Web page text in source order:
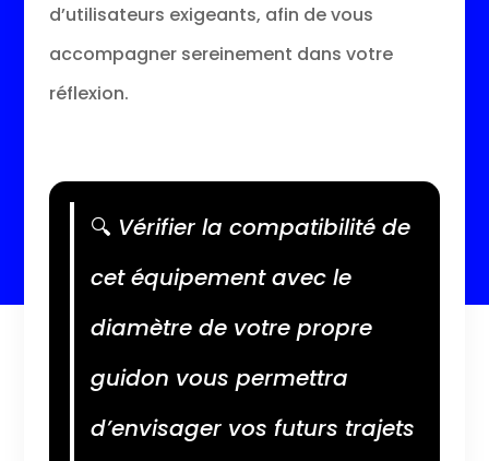
d’utilisateurs exigeants, afin de vous
accompagner sereinement dans votre
réflexion.
🔍 Vérifier la compatibilité de
cet équipement avec le
diamètre de votre propre
guidon vous permettra
d’envisager vos futurs trajets